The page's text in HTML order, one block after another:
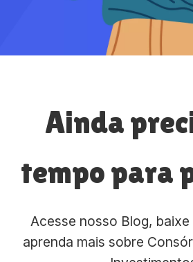
Ainda
tempo para
Acesse nosso Blog,
aprenda mais sobre